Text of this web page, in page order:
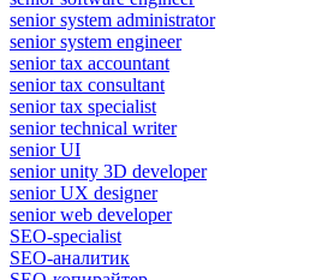
senior system administrator
senior system engineer
senior tax accountant
senior tax consultant
senior tax specialist
senior technical writer
senior UI
senior unity 3D developer
senior UX designer
senior web developer
SEO-specialist
SEO-аналитик